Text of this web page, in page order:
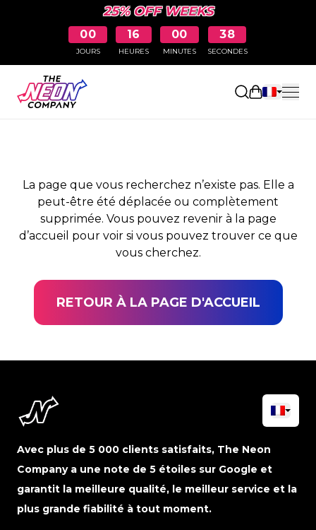
25% OFF WEEKS
00
JOURS
16
HEURES
00
MINUTES
38
SECONDES
Ouvrir le
PAGE NON TROUVÉE
La page que vous recherchez n’existe pas. Elle a
peut-être été déplacée ou complètement
supprimée. Vous pouvez revenir à la page
d’accueil pour voir si vous pouvez trouver ce que
vous cherchez.
RETOUR À LA PAGE D'ACCUEIL
Avec plus de 5 000 clients satisfaits, The Neon
Company a une note de 5 étoiles sur Google et
garantit la meilleure qualité, le meilleur service et la
plus grande fiabilité à tout moment.